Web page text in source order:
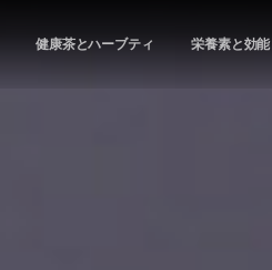
健康茶とハーブティ 栄養素と効能